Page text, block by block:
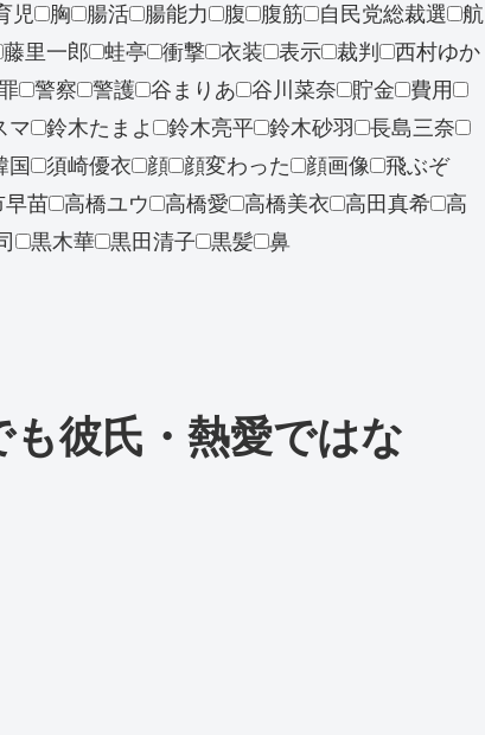
児 胸 腸活 腸能力 腹 腹筋 自民党総裁選
航
藤里一郎 蛙亭 衝撃 衣装 表示 裁判
西村ゆか
警察 警護 谷まりあ 谷川菜奈 貯金
費用
マ 鈴木たまよ 鈴木亮平 鈴木砂羽
長島三奈
国 須崎優衣 顔 顔変わった 顔画像
飛ぶぞ
早苗 高橋ユウ 高橋愛 高橋美衣 高田真希
高
黒木華 黒田清子 黒髪 鼻
彼氏・熱愛ではな